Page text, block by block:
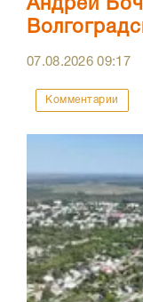
Андрей
07.08.202609:17
Комментарии